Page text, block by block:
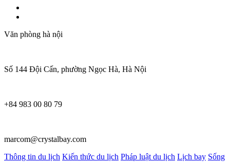
Văn phòng hà nội
Số 144 Đội Cấn, phường Ngọc Hà, Hà Nội
+84 983 00 80 79
marcom@crystalbay.com
Thông tin du lịch Kiến thức du lịch Pháp luật du lịch Lịch bay Sống